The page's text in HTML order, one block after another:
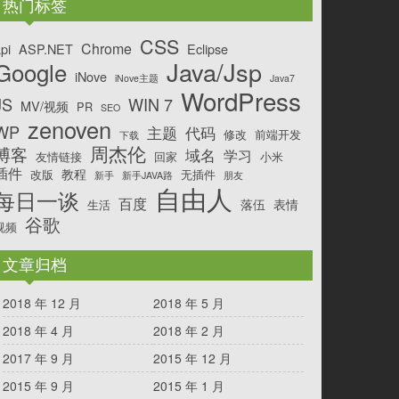
热门标签
ASP.NET Chrome CSS Eclipse
iNove iNove主题 Java/Jsp Java7
MV/视频 PR SEO WIN 7 WordPress
zenoven 下载 主题 代码 修改 前端开发
客 友情链接 周杰伦 回家 域名 学习 小米
件 改版 教程 新手 新手JAVA路 无插件 朋友
日一谈 生活 百度 自由人 落伍 表情
频 谷歌
文章归档
2018 年 12 月
2018 年 5 月
2018 年 4 月
2018 年 2 月
2017 年 9 月
2015 年 12 月
2015 年 9 月
2015 年 1 月